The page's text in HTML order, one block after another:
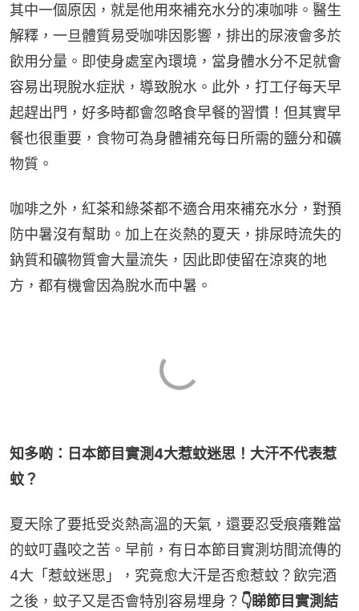
其中一個原因，就是他用來補充水分的凍咖啡。醫生
解釋，一旦體質易受咖啡因影響，排出的尿液會多於
飲用分量。即使身處室內環境，當身體水分不足就會
容易出現脫水症狀，導致脫水。此外，打工仔每天早
起趕出門，好多時都會忽略食早餐的習慣！但其實早
餐也很重要，食物可為身體補充每日所需的鹽分和礦
物質。
咖啡之外，紅茶和綠茶都不適合用來補充水分，對預
防中暑沒有幫助。加上在炎熱的夏天，排尿時流失的
鈉質和礦物質會大量流失，因此即使留在涼爽的地
方，都有機會因為脫水而中暑。
知多啲：日本節目實測4大惹蚊迷思！大汗不代表惹
蚊？
夏天除了要抵受炎熱高溫的天氣，還要忍受痕癢難當
的蚊叮蟲咬之苦。早前，有日本節目實測坊間流傳的
4大「惹蚊迷思」，究竟愈大汗是否愈惹蚊？飲完酒
之後，蚊子又是否會特別容易埋身？ 👇睇節目實測結